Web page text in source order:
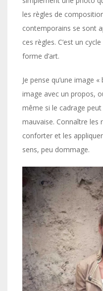
les règles de
contemporains se sont
ces règles. C’est un
forme d’art.
Je pense qu’une image
image avec un propos,
même si le cadrage
mauvaise. Connaître les
conforter et les
sens, peu dommage.